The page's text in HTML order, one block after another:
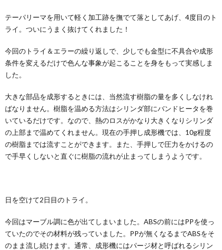
テーパリーマを用いて軽く加工跡を撫でて落としてあげ、4度目のト
ライ。ついにうまく抜けてくれました！
今回のトライ＆エラーの繰り返しで、少しでも金型に不具合や成形
条件を変えるだけで色んな事象が起こることを身をもって実感しま
した。
大きな部品を成形するときには、当然流す樹脂の量を多くしなけれ
ばなりません。樹脂を温める方法はシリンダ部にバンドヒータを巻
いているだけです。なので、熱のロスがかなり大きくなりシリンダ
の上部まで温めてくれません。現在の手押し成形機では、10g程度
の樹脂までは流すことができます。また、手押しで圧力をかけるの
で手早くしないと直ぐに樹脂の流れが止まってしまうようです。
日を空けて2日目のトライ。
今回はマーブル調に色が出てしまいました。ABSの前にはPPを使っ
ていたのでその材料が残っていました。PPが無くなるまでABSをそ
のまま流し続けます。通常、成形機にはパージ材と呼ばれるシリン